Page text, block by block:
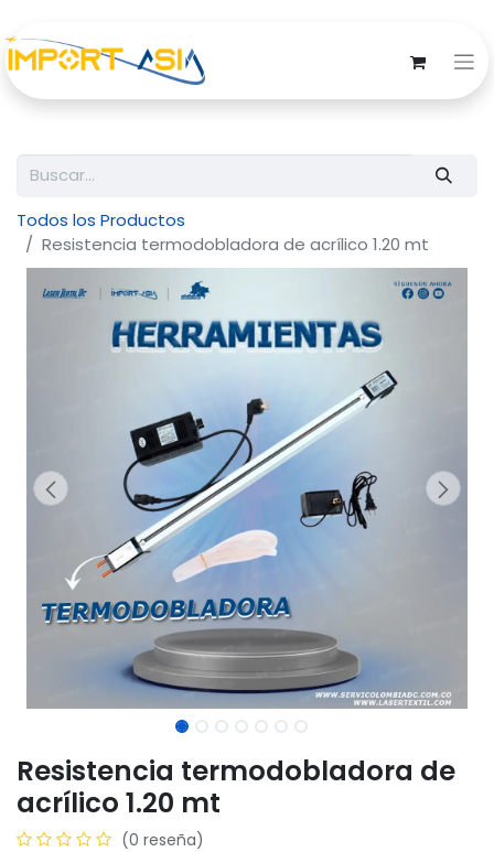
Todos los Productos
Resistencia termodobladora de acrílico 1.20 mt
Resistencia termodobladora de
acrílico 1.20 mt
(0 reseña)